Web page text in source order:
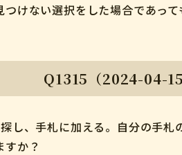
けない選択をした場合であっ
Q1315（2024-04-15
し、手札に加える。自分の手
か？